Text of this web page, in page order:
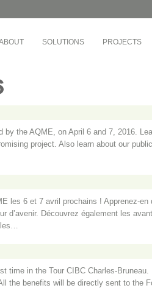
SOLUTIONS PROJECTS
Board
Boulogne
Richelieu
Busac
the AQME, on April 6 and 7, 2016.
project. Also learn about our
les 6 et 7 avril prochains ! Apprenez-
Découvrez également les
in the Tour CIBC Charles-
the benefits will be directly sent to the